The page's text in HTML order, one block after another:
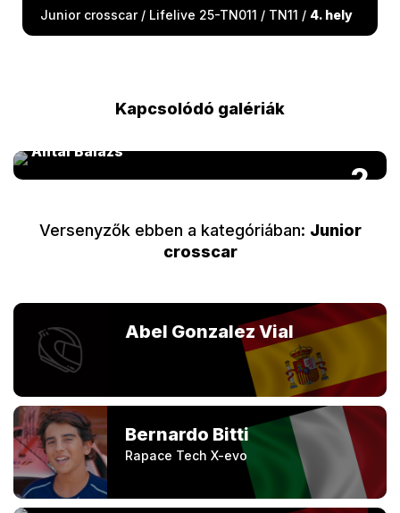
Junior crosscar / Lifelive 25-TN011 / TN11 / 4. hely
Kapcsolódó galériák
Antal Balázs
2
Versenyzők ebben a kategóriában: Junior
crosscar
Abel Gonzalez Vial
Bernardo Bitti
Rapace Tech X-evo